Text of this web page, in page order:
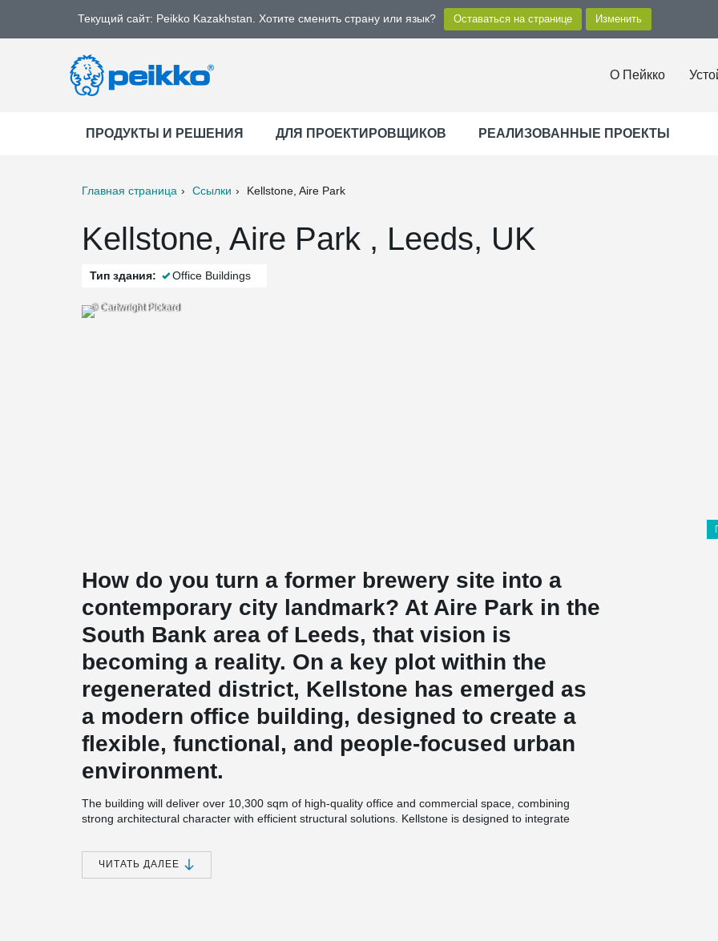
Текущий сайт: Peikko Kazakhstan. Хотите сменить страну или язык?
О Пейкко
ПРОДУКТЫ И РЕШЕНИЯ ДЛЯ ПРОЕКТИРОВЩИКОВ РЕАЛИЗОВАННЫЕ ПРОЕКТЫ
Главная страница Ссылки Kellstone, Aire Park
Kellstone, Aire Park , Leeds, UK
Тип здания: Office Buildings
© Cartwright Pickard
How do you turn a former brewery site into a
contemporary city landmark? At Aire Park in the
South Bank area of Leeds, that vision is
becoming a reality. On a key plot within the
regenerated district, Kellstone has emerged as
a modern office building, designed to create a
flexible, functional, and people-focused urban
environment.
The building will deliver over 10,300 sqm of high-quality office and commercial space, combining
strong architectural character with efficient structural solutions. Kellstone is designed to integrate
a rooftop terrace offers views over Aire Park and the city skyline.
Peikko Lietuva has been part of this journey, supplying nearly 530 meters of DELTABEAM® composite
ЧИТАТЬ ДАЛЕЕ